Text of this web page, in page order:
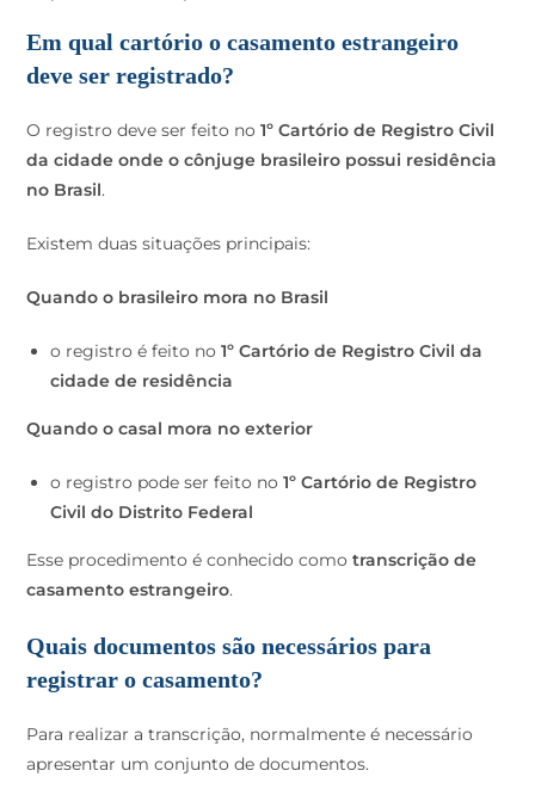
Em qual cartório o casamento estrangeiro
deve ser registrado?
O registro deve ser feito no1º Cartório de Registro Civil
da cidade onde o cônjuge brasileiro possui residência
no Brasil.
Existem duas situações principais:
Quando o brasileiro mora no Brasil
o registro é feito no1º Cartório de Registro Civil da
cidade de residência
Quando o casal mora no exterior
o registro pode ser feito no1º Cartório de Registro
Civil do Distrito Federal
Esse procedimento é conhecido comotranscrição de
casamento estrangeiro.
Quais documentos são necessários para
registrar o casamento?
Para realizar a transcrição, normalmente é necessário
apresentar um conjunto de documentos.